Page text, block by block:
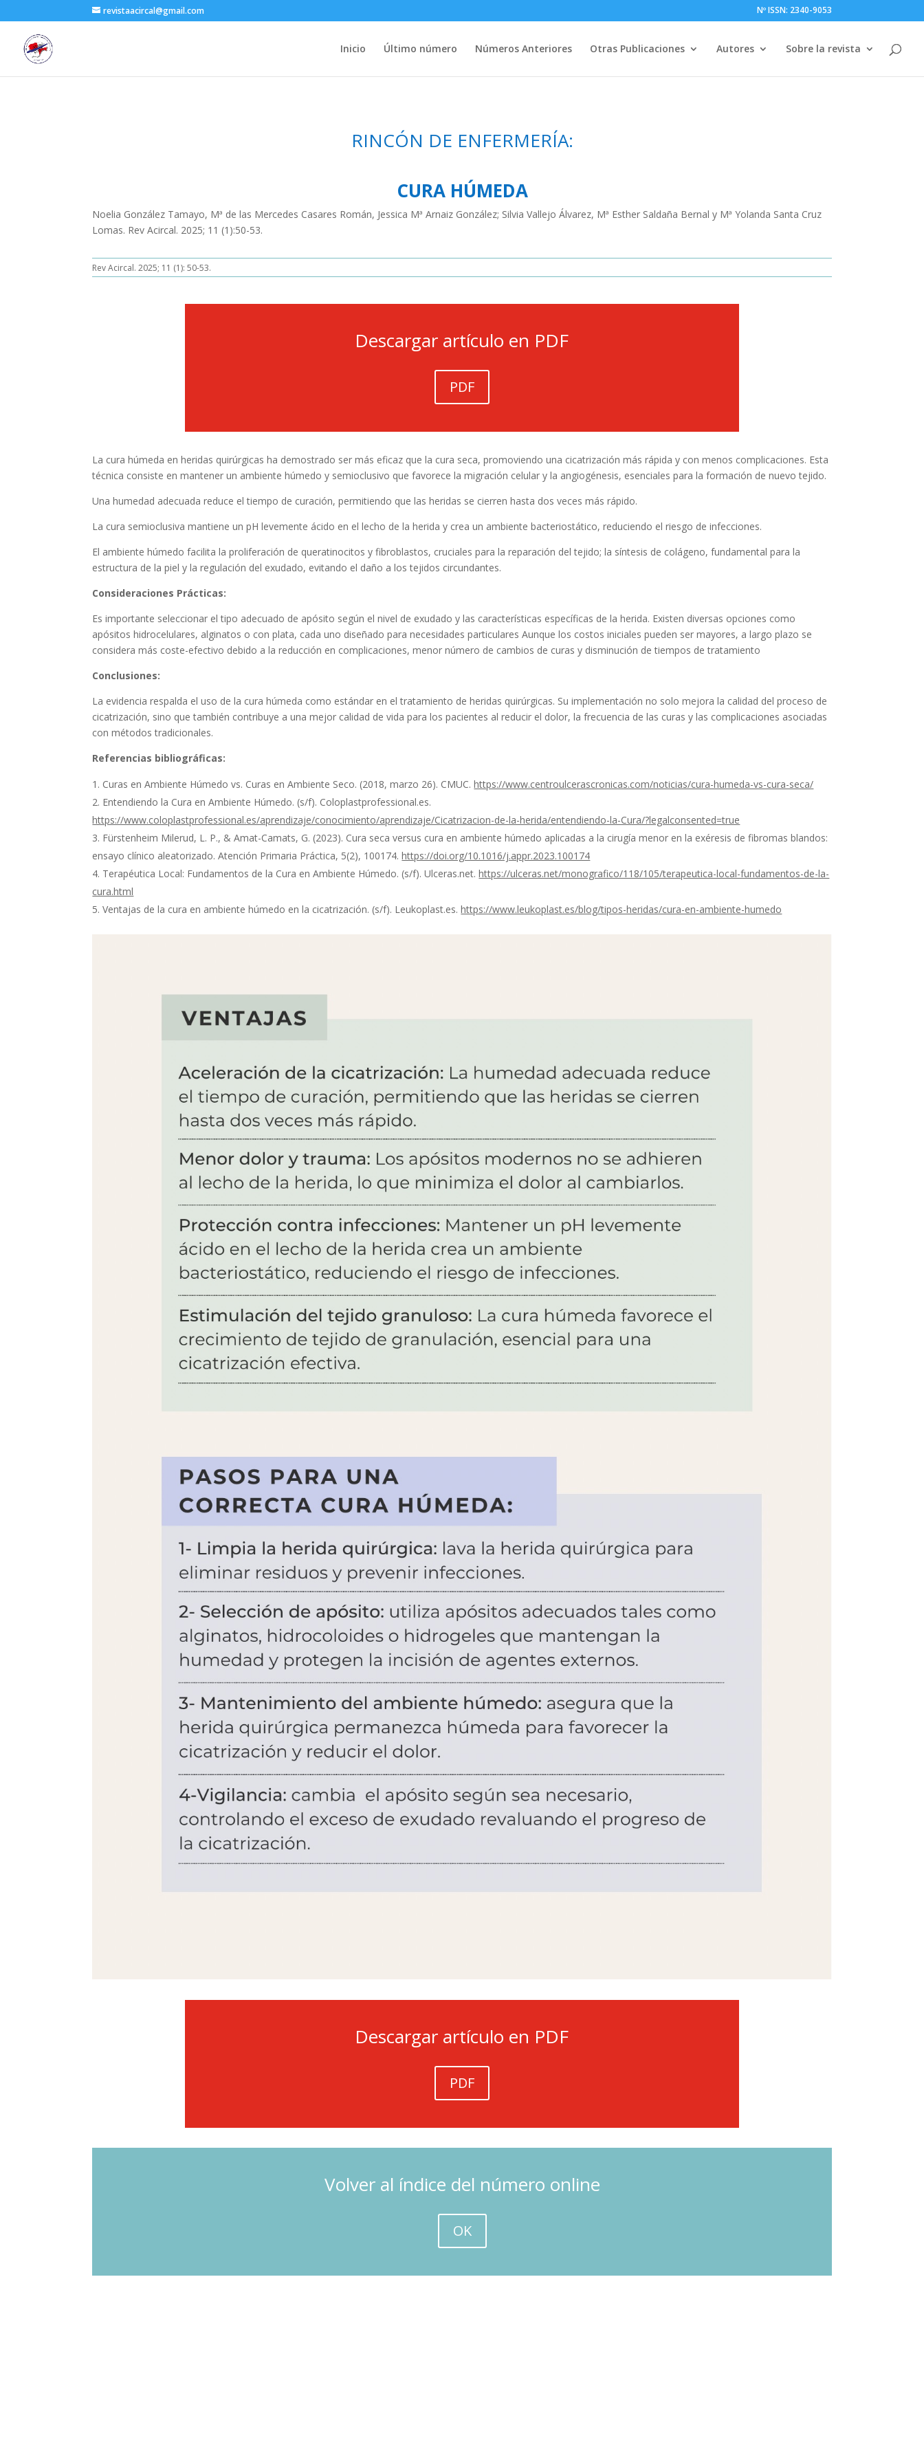
revistaacircal@gmail.com Nº ISSN: 2340-9053
Inicio Último número Números Anteriores Otras Publicaciones Autores Sobre la revista
RINCÓN DE ENFERMERÍA:
CURA HÚMEDA
Noelia González Tamayo, Mª de las Mercedes Casares Román, Jessica Mª Arnaiz González; Silvia Vallejo Álvarez, Mª Esther Saldaña Bernal y Mª Yolanda Santa Cruz
Lomas. Rev Acircal. 2025; 11 (1):50-53.
Rev Acircal. 2025; 11 (1): 50-53.
Descargar artículo en PDF
PDF
La cura húmeda en heridas quirúrgicas ha demostrado ser más eficaz que la cura seca, promoviendo una cicatrización más rápida y con menos complicaciones. Esta
técnica consiste en mantener un ambiente húmedo y semioclusivo que favorece la migración celular y la angiogénesis, esenciales para la formación de nuevo tejido.
Una humedad adecuada reduce el tiempo de curación, permitiendo que las heridas se cierren hasta dos veces más rápido.
La cura semioclusiva mantiene un pH levemente ácido en el lecho de la herida y crea un ambiente bacteriostático, reduciendo el riesgo de infecciones.
El ambiente húmedo facilita la proliferación de queratinocitos y fibroblastos, cruciales para la reparación del tejido; la síntesis de colágeno, fundamental para la
estructura de la piel y la regulación del exudado, evitando el daño a los tejidos circundantes.
Consideraciones Prácticas:
Es importante seleccionar el tipo adecuado de apósito según el nivel de exudado y las características específicas de la herida. Existen diversas opciones como
apósitos hidrocelulares, alginatos o con plata, cada uno diseñado para necesidades particulares Aunque los costos iniciales pueden ser mayores, a largo plazo se
considera más coste-efectivo debido a la reducción en complicaciones, menor número de cambios de curas y disminución de tiempos de tratamiento
Conclusiones:
La evidencia respalda el uso de la cura húmeda como estándar en el tratamiento de heridas quirúrgicas. Su implementación no solo mejora la calidad del proceso de
cicatrización, sino que también contribuye a una mejor calidad de vida para los pacientes al reducir el dolor, la frecuencia de las curas y las complicaciones asociadas
con métodos tradicionales.
Referencias bibliográficas:
Curas en Ambiente Húmedo vs. Curas en Ambiente Seco. (2018, marzo 26). CMUC.https://www.centroulcerascronicas.com/noticias/cura-humeda-vs-cura-seca/
Entendiendo la Cura en Ambiente Húmedo. (s/f). Coloplastprofessional.es.
https://www.coloplastprofessional.es/aprendizaje/conocimiento/aprendizaje/Cicatrizacion-de-la-herida/entendiendo-la-Cura/?legalconsented=true
Fürstenheim Milerud, L. P., & Amat-Camats, G. (2023). Cura seca versus cura en ambiente húmedo aplicadas a la cirugía menor en la exéresis de fibromas blandos:
ensayo clínico aleatorizado. Atención Primaria Práctica, 5(2), 100174.https://doi.org/10.1016/j.appr.2023.100174
Terapéutica Local: Fundamentos de la Cura en Ambiente Húmedo. (s/f). Ulceras.net.https://ulceras.net/monografico/118/105/terapeutica-local-fundamentos-de-la-
cura.html
Ventajas de la cura en ambiente húmedo en la cicatrización. (s/f). Leukoplast.es.https://www.leukoplast.es/blog/tipos-heridas/cura-en-ambiente-humedo
Descargar artículo en PDF
PDF
Volver al índice del número online
OK